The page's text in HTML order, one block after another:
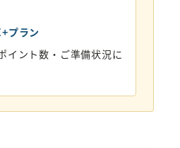
プラン
イント数・ご準備状況に